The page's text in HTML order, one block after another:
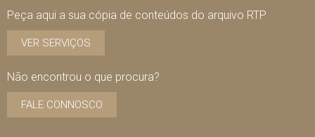
Peça aqui a sua cópia de conteúdos do arquivo RTP
VER SERVIÇOS
Não encontrou o que procura?
FALE CONNOSCO